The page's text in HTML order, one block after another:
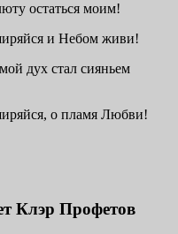
остаться моим!
и Небом живи!
дух стал сияньем
о пламя Любви!
Клэр Профетов